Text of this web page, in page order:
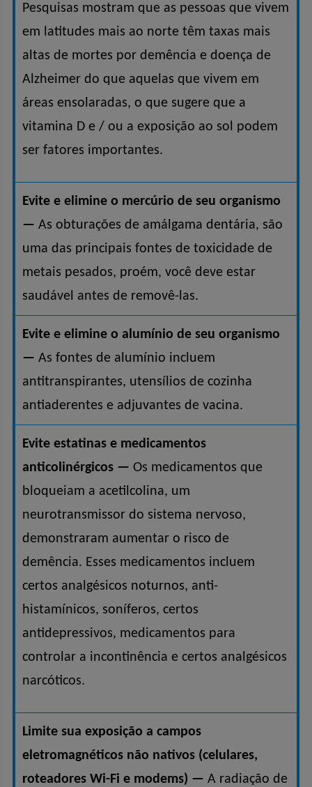
Pesquisas mostram que as pessoas que vivem
em latitudes mais ao norte têm taxas mais
altas de mortes por demência e doença de
Alzheimer do que aquelas que vivem em
áreas ensolaradas, o que sugere que a
vitamina D e / ou a exposição ao sol podem
ser fatores importantes.
Evite e elimine o mercúrio de seu organismo
— As obturações de amálgama dentária, são
uma das principais fontes de toxicidade de
metais pesados, proém, você deve estar
saudável antes de removê-las.
Evite e elimine o alumínio de seu organismo
— As fontes de alumínio incluem
antitranspirantes, utensílios de cozinha
antiaderentes e adjuvantes de vacina.
Evite estatinas e medicamentos
anticolinérgicos — Os medicamentos que
bloqueiam a acetilcolina, um
neurotransmissor do sistema nervoso,
demonstraram aumentar o risco de
demência. Esses medicamentos incluem
certos analgésicos noturnos, anti-
histamínicos, soníferos, certos
antidepressivos, medicamentos para
controlar a incontinência e certos analgésicos
narcóticos.
Limite sua exposição a campos
eletromagnéticos não nativos (celulares,
roteadores Wi-Fi e modems) — A radiação de